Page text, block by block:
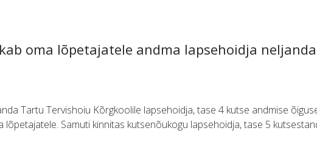
oma lõpetajatele andma lapsehoidja
Tartu Tervishoiu Kõrgkoolile lapsehoidja, tase 4 kutse andmise
Samuti kinnitas kutsenõukogu lapsehoidja, tase 5